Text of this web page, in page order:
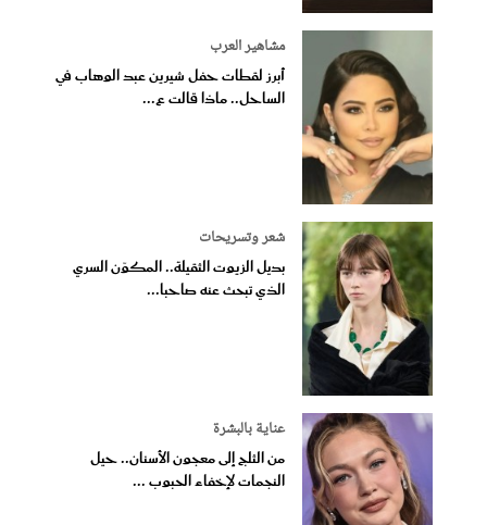
مشاهير العرب
أبرز لقطات حفل شيرين عبد الوهاب في
الساحل.. ماذا قالت ع...
شعر وتسريحات
بديل الزيوت الثقيلة.. المكوّن السري
الذي تبحث عنه صاحبا...
عناية بالبشرة
من الثلج إلى معجون الأسنان.. حيل
النجمات لإخفاء الحبوب ...